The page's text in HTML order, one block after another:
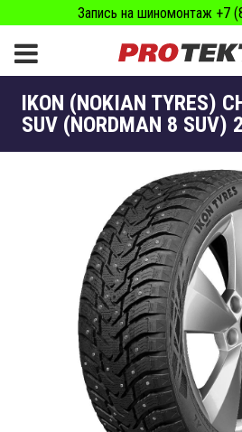
Запись на шиномонтаж +7
IKON (NOKIAN TYRES)
SUV (NORDMAN 8 SUV)